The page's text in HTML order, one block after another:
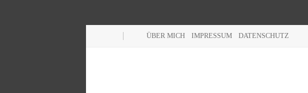
ÜBER MICH IMPRESSUM DATENSCHUTZ